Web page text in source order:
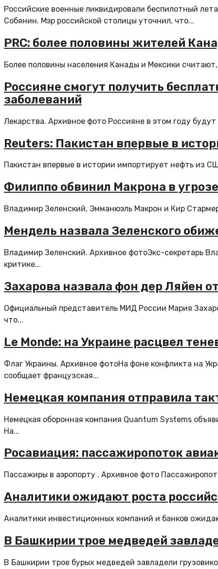
Российские военные ликвидировали беспилотный
Собянин. Мэр российской столицы уточнил, что...
PRC: более половины жителей
Более половины населения Канады и Мексики
Россияне смогут получить
заболеваний
Лекарства. Архивное фото Россияне в этом году
Reuters: Пакистан впервые в
Пакистан впервые в истории импортирует нефть из
Филиппо обвинил Макрона в
Владимир Зеленский, Эмманюэль Макрон и Кир
Мендель назвала Зеленского
Владимир Зеленский. Архивное фотоЭкс-секретарь
критике...
Захарова назвала фон дер Ляйен
Официальный представитель МИД России Мария
что...
Le Monde: на Украине расцвел
Флаг Украины. Архивное фотоНа фоне конфликта на
сообщает французская...
Немецкая компания отправила
Немецкая оборонная компания Quantum Systems
На...
Росавиация: пассажиропоток
Пассажиры в аэропорту . Архивное фото
Аналитики ожидают роста
Аналитики инвестиционных компаний и банков
В Башкирии трое медведей
В Башкирии трое бурых медведей завладели